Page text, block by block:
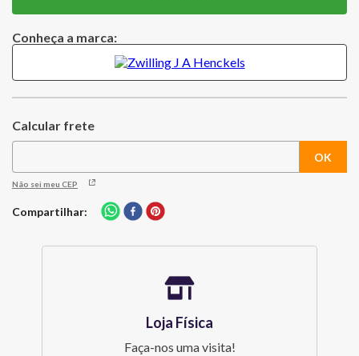
adequadas para cortar folhas de plástico finas e seda, bem como
para cortar papelão e flores sólidas. Como você pode usá-las para
várias tarefas, estas tesouras multifuncionais de ponta da série
TWIN® Select são acessórios práticos para uso diário.
Conheça a marca:
Não sei meu CEP
Compartilhar
Loja Física
Faça-nos uma visita!